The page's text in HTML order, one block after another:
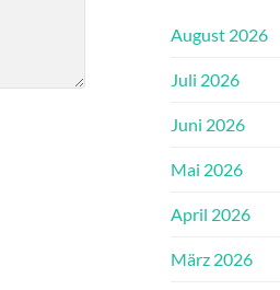
August 2026
Juli 2026
Juni 2026
Mai 2026
April 2026
März 2026